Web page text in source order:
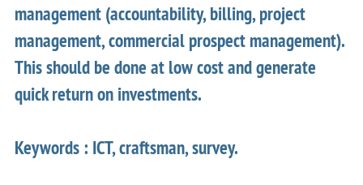
management (accountability, billing, project
management, commercial prospect management).
This should be done at low cost and generate
quick return on investments.
Keywords : ICT, craftsman, survey.